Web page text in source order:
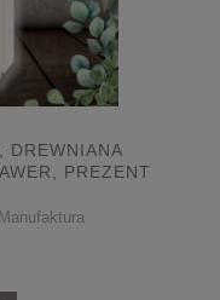
DREWNIANA
PREZENT